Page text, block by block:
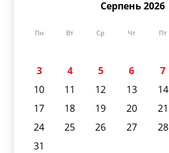
Серпень 2026
Пн Вт Ср Чт Пт
3
4 5 6 7
10
11 12 13 14
17
18 19 20 21
24
25 26 27 28
31